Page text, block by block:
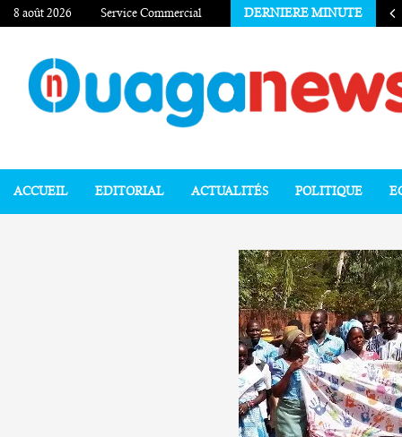
8 août 2026 Service Commercial DERNIERE MINUTE
ACCUEIL EDITORIAL ACTUALITÉS POLITIQUE